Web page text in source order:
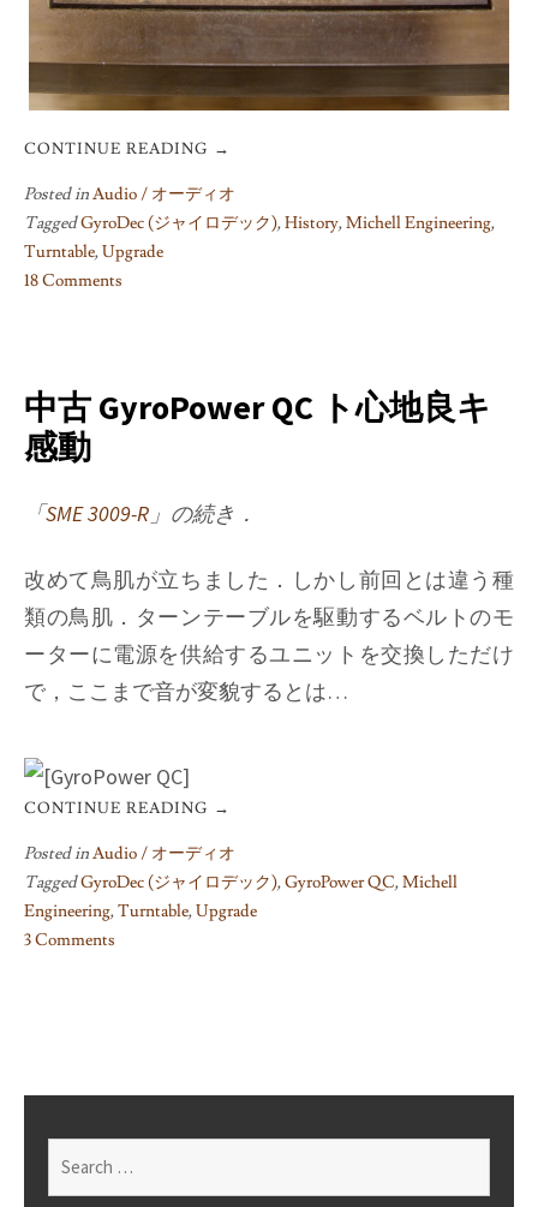
CONTINUE READING →
Posted inAudio / オーディオ
TaggedGyroDec (ジャイロデック),History,Michell Engineering,
Turntable,Upgrade
18 Comments
Generations;
Suspension
Tower
Kit
中古 GyroPower QC ト心地良キ
感動
「SME 3009-R 」の続き．
改めて鳥肌が立ちました．しかし前回とは違う種
類の鳥肌．ターンテーブルを駆動するベルトのモ
ーターに電源を供給するユニットを交換しただけ
で，ここまで音が変貌するとは…
CONTINUE READING →
Posted inAudio / オーディオ
TaggedGyroDec (ジャイロデック),GyroPower QC,Michell
Engineering,Turntable,Upgrade
3 Comments
for: